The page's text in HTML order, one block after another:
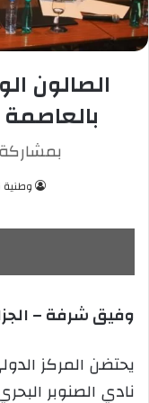
الصالون
بالعاصمة
بمشاركة 35 عارضا 9 منهم أجانب
وطنية
وفيق شرفة –
يحتضن المركز
نادي الصنوبر